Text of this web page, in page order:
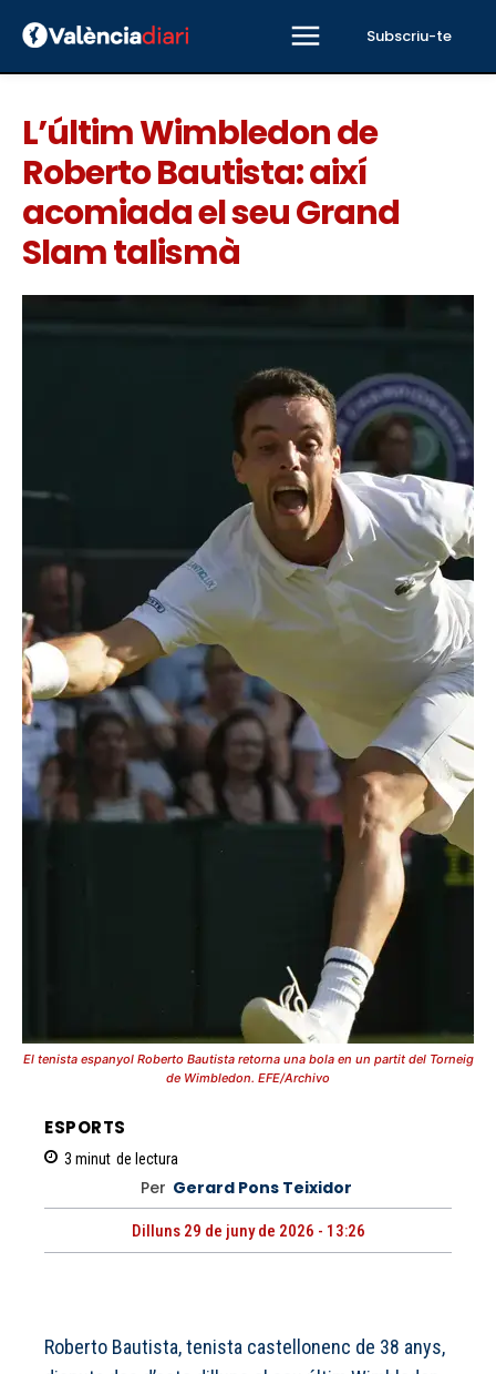
Subscriu-te
L’últim Wimbledon de
Roberto Bautista: així
acomiada el seu Grand
Slam talismà
El tenista espanyol Roberto Bautista retorna una bola en un partit del Torneig
de Wimbledon. EFE/Archivo
ESPORTS
3 minut de lectura
Per Gerard Pons Teixidor
Dilluns 29 de juny de 2026 - 13:26
Roberto Bautista, tenista castellonenc de 38 anys,